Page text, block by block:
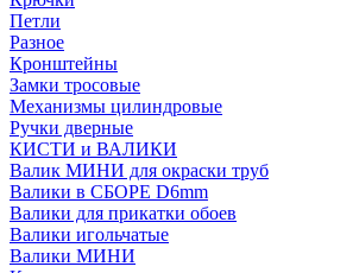
Петли
Разное
Кронштейны
Замки тросовые
Механизмы цилиндровые
Ручки дверные
КИСТИ и ВАЛИКИ
Валик МИНИ для окраски труб
Валики в СБОРЕ D6mm
Валики для прикатки обоев
Валики игольчатые
Валики МИНИ